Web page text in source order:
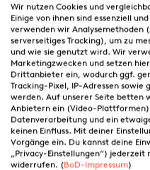
Wir nutzen Cookies und
Einige von ihnen sind essenziell
verwenden wir Analysemethoden
serverseitiges Tracking), um zu
und wie sie genutzt wird. Wir
Marketingzwecken und setzen
Drittanbieter ein, wodurch ggf.
Tracking-Pixel, IP-Adressen sowie
werden. Auf unserer Seite betten
Anbietern ein (Video-
Datenverarbeitung und ein
keinen Einfluss. Mit deiner
Vorgänge ein. Du kannst deine
„Privacy-Einstellungen“)
widerrufen. (BoD-Impressum)